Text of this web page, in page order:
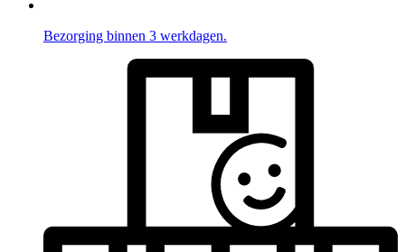
Bezorging binnen 3 werkdagen.